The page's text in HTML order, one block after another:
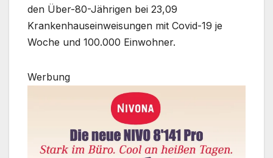
den Über-80-Jährigen bei 23,09
Krankenhauseinweisungen mit Covid-19 je
Woche und 100.000 Einwohner.
Werbung